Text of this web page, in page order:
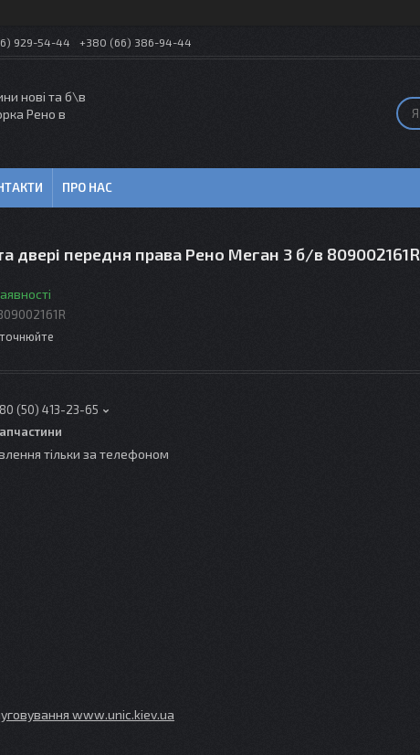
929-54-44 +380 (66) 386-94-44
нові та б\в
Рено в
ПРО НАС
двері передня права Рено Меган 3 б/в 809002161R
(50) 413-23-65
тільки за телефоном
www.unic.kiev.ua